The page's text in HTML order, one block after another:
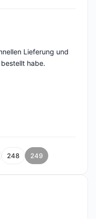
Lieferung und
habe.
248 249